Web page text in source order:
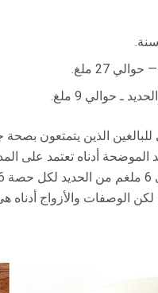
27 ملغ.
ـ حوالي 9 ملغ.
الذين يتمتعون
الوصفات والأزواج أدناه